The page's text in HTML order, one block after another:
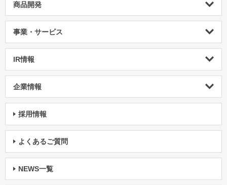
商品開発
事業・サービス
IR情報
企業情報
採用情報
よくあるご質問
NEWS一覧